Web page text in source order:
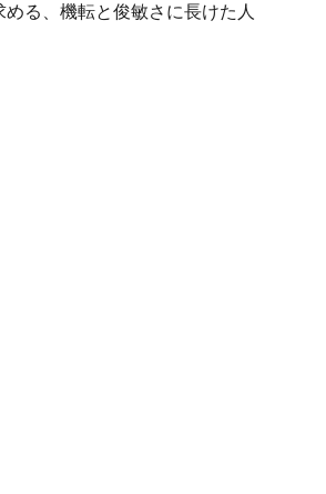
る、機転と俊敏さに長けた人